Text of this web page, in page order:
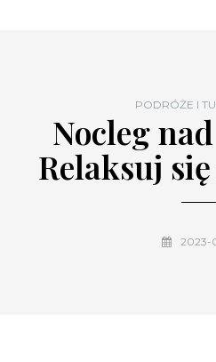
PODRÓŻE I
Nocleg
Relaksuj
2023-